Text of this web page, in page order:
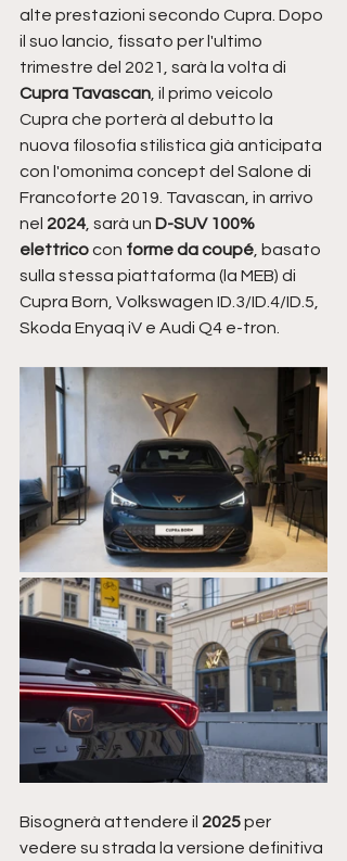
alte prestazioni secondo Cupra. Dopo
il suo lancio, fissato per l'ultimo
trimestre del 2021, sarà la volta di
Cupra Tavascan, il primo veicolo
Cupra che porterà al debutto la
nuova filosofia stilistica già anticipata
con l'omonima concept del Salone di
Francoforte 2019. Tavascan, in arrivo
nel 2024, sarà un D-SUV 100%
elettrico con forme da coupé, basato
sulla stessa piattaforma (la MEB) di
Cupra Born, Volkswagen ID.3/ID.4/ID.5,
Skoda Enyaq iV e Audi Q4 e-tron.
Bisognerà attendere il 2025 per
vedere su strada la versione definitiva